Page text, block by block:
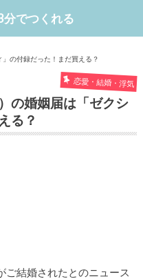
でつくれる
の付録だった！まだ買える？
恋愛・結婚・浮気
の婚姻届は「ゼクシ
る？
ご結婚されたとのニュース